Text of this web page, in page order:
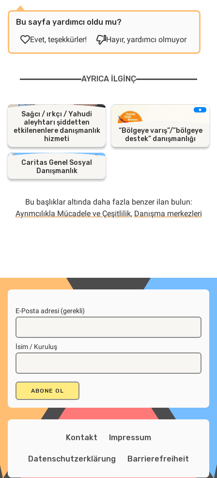
Bu sayfa yardımcı oldu mu?
Evet, teşekkürler!
Hayır, yardımcı olmuyor
AYRICA ILGINÇ
Sağcı / ırkçı / Yahudi
aleyhtarı şiddetten
etkilenenlere danışmanlık
hizmeti
“Bölgeye varış”/”bölgeye
destek” danışmanlığı
Caritas Genel Sosyal
Danışmanlık
Bu başlıklar altında daha fazla benzer ilan bulun:
Ayrımcılıkla Mücadele ve Çeşitlilik, Danışma merkezleri
E-Posta adresi (gerekli)
İsim / Kuruluş
Kontakt Impressum
Datenschutzerklärung Barrierefreiheit